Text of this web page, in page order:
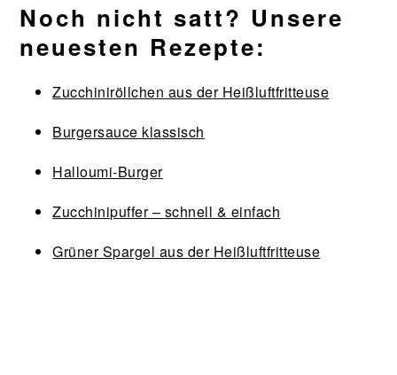
Noch nicht satt? Unsere
neuesten Rezepte:
Zucchiniröllchen aus der Heißluftfritteuse
Burgersauce klassisch
Halloumi-Burger
Zucchinipuffer – schnell & einfach
Grüner Spargel aus der Heißluftfritteuse